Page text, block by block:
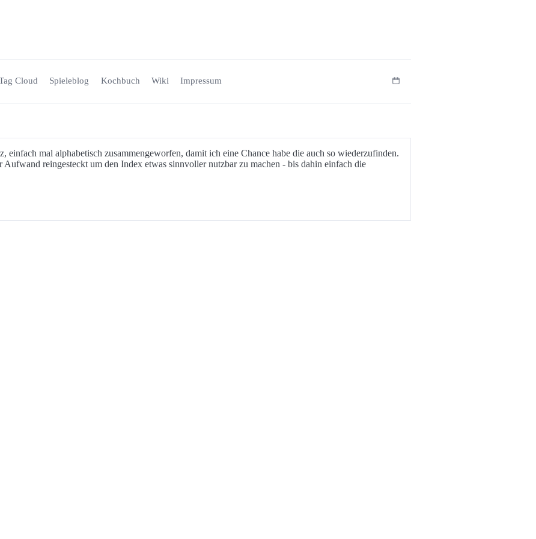
Cloud Spieleblog Kochbuch Wiki Impressum
einfach mal alphabetisch zusammengeworfen, damit ich eine Chance habe die auch so wiederzufinden.
reingesteckt um den Index etwas sinnvoller nutzbar zu machen - bis dahin einfach die